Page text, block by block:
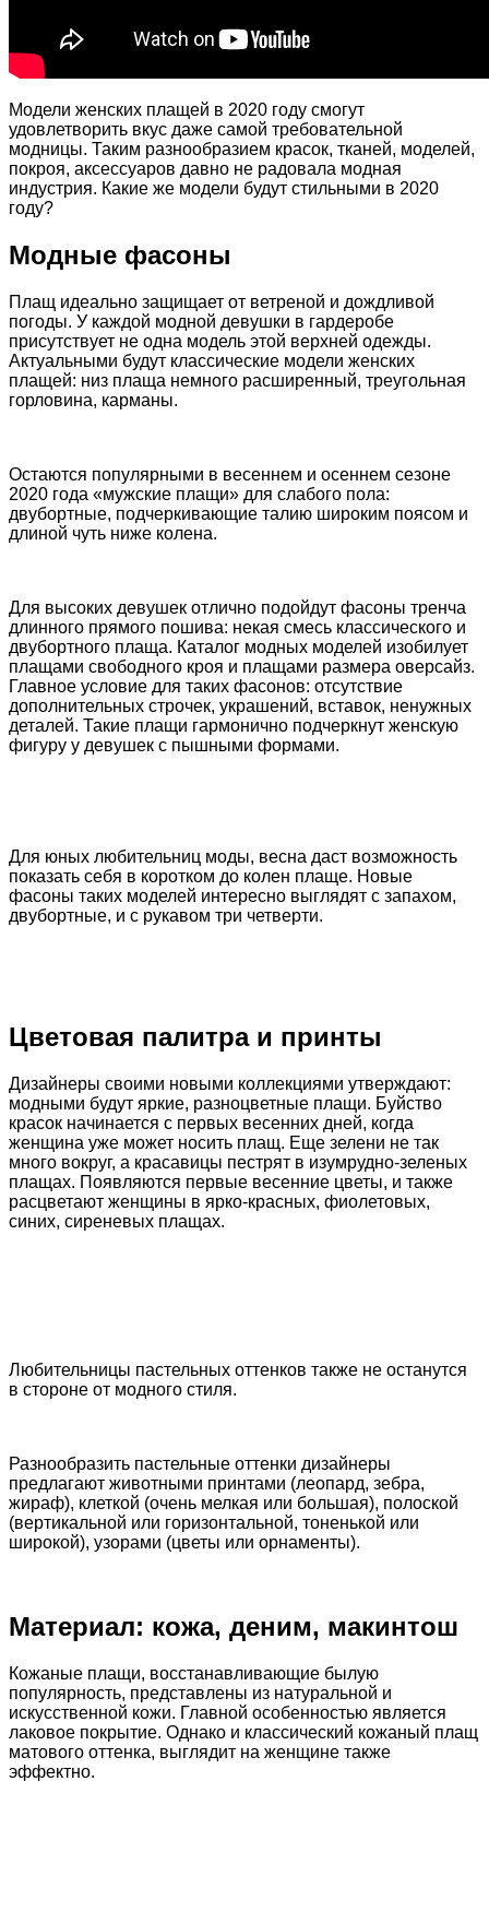
Модели женских плащей в 2020 году смогут
удовлетворить вкус даже самой требовательной
модницы. Таким разнообразием красок, тканей, моделей,
покроя, аксессуаров давно не радовала модная
индустрия. Какие же модели будут стильными в 2020
году?
Модные фасоны
Плащ идеально защищает от ветреной и дождливой
погоды. У каждой модной девушки в гардеробе
присутствует не одна модель этой верхней одежды.
Актуальными будут классические модели женских
плащей: низ плаща немного расширенный, треугольная
горловина, карманы.
Остаются популярными в весеннем и осеннем сезоне
2020 года «мужские плащи» для слабого пола:
двубортные, подчеркивающие талию широким поясом и
длиной чуть ниже колена.
Для высоких девушек отлично подойдут фасоны тренча
длинного прямого пошива: некая смесь классического и
двубортного плаща. Каталог модных моделей изобилует
плащами свободного кроя и плащами размера оверсайз.
Главное условие для таких фасонов: отсутствие
дополнительных строчек, украшений, вставок, ненужных
деталей. Такие плащи гармонично подчеркнут женскую
фигуру у девушек с пышными формами.
Для юных любительниц моды, весна даст возможность
показать себя в коротком до колен плаще. Новые
фасоны таких моделей интересно выглядят с запахом,
двубортные, и с рукавом три четверти.
Цветовая палитра и принты
Дизайнеры своими новыми коллекциями утверждают:
модными будут яркие, разноцветные плащи. Буйство
красок начинается с первых весенних дней, когда
женщина уже может носить плащ. Еще зелени не так
много вокруг, а красавицы пестрят в изумрудно-зеленых
плащах. Появляются первые весенние цветы, и также
расцветают женщины в ярко-красных, фиолетовых,
синих, сиреневых плащах.
Любительницы пастельных оттенков также не останутся
в стороне от модного стиля.
Разнообразить пастельные оттенки дизайнеры
предлагают животными принтами (леопард, зебра,
жираф), клеткой (очень мелкая или большая), полоской
(вертикальной или горизонтальной, тоненькой или
широкой), узорами (цветы или орнаменты).
Материал: кожа, деним, макинтош
Кожаные плащи, восстанавливающие былую
популярность, представлены из натуральной и
искусственной кожи. Главной особенностью является
лаковое покрытие. Однако и классический кожаный плащ
матового оттенка, выглядит на женщине также
эффектно.